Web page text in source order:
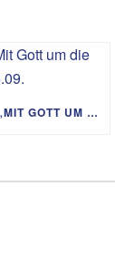
PREDIGTREIHE „MIT GOTT UM DIE WELT“ 02.08. – 06.09.